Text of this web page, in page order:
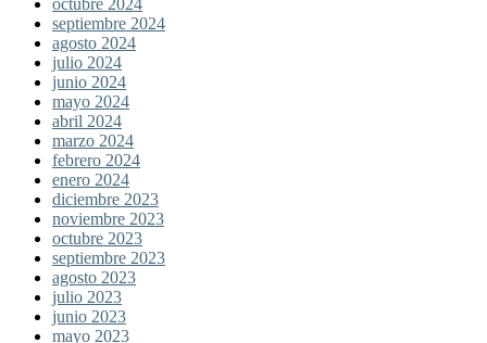
octubre 2024
septiembre 2024
agosto 2024
julio 2024
junio 2024
mayo 2024
abril 2024
marzo 2024
febrero 2024
enero 2024
diciembre 2023
noviembre 2023
octubre 2023
septiembre 2023
agosto 2023
julio 2023
junio 2023
mayo 2023